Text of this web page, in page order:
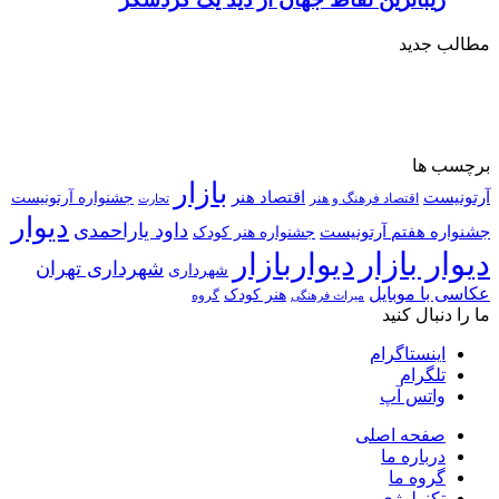
مطالب جدید
برچسب ها
آرتونیست
اقتصاد فرهنگ و هنر اقتصاد هنر بازار تحارت جشنواره آرتونیست
جشنواره هفتم آرتونیست جشنواره هنر کودک داود یاراحمدی دیوار
دیوار بازار دیواربازار شهرداری شهرداری تهران
عکاسی با موبایل میراث فرهنگی هنر کودک گروه
ما را دنبال کنید
اینستاگرام
تلگرام
واتس آپ
صفحه اصلی
درباره ما
گروه ما